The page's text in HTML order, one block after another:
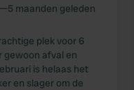
—5 maanden geleden
plek voor 6
gewoon afval en
is helaas het
en slager om de